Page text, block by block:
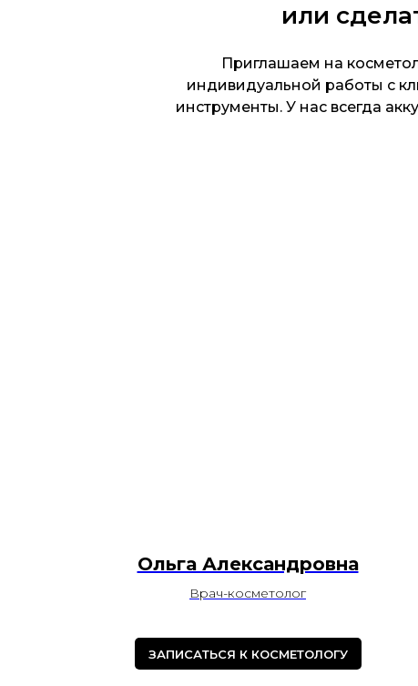
или
Приглашаем на
индивидуальной работы с
инструменты. У нас всегда
Ольга Александровна
Врач-косметолог
ЗАПИСАТЬСЯ К КОСМЕТОЛОГУ